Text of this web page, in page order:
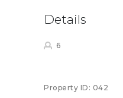
Details
6
Property ID: 042